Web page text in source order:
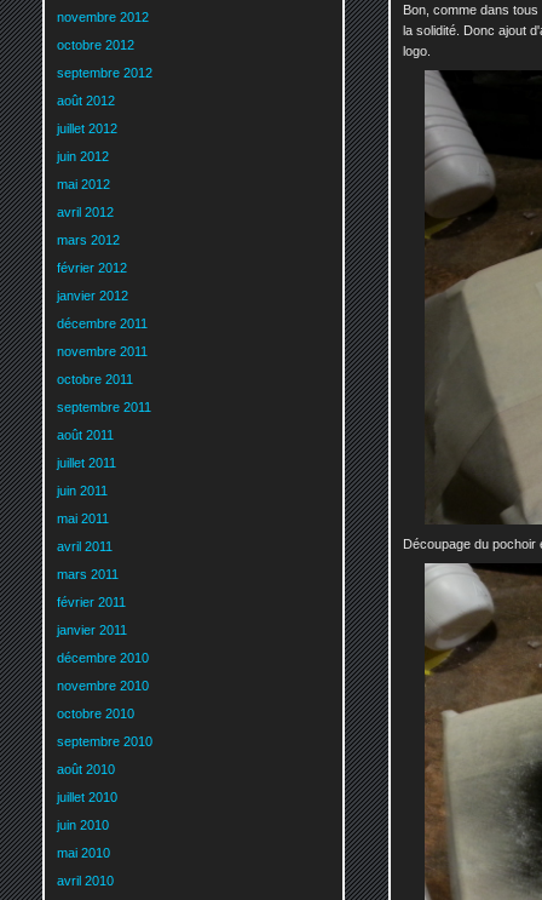
Bon, comme dans
la solidité. Donc ajout
logo.
Découpage du pochoir
novembre 2012
octobre 2012
septembre 2012
août 2012
juillet 2012
juin 2012
mai 2012
avril 2012
mars 2012
février 2012
janvier 2012
décembre 2011
novembre 2011
octobre 2011
septembre 2011
août 2011
juillet 2011
juin 2011
mai 2011
avril 2011
mars 2011
février 2011
janvier 2011
décembre 2010
novembre 2010
octobre 2010
septembre 2010
août 2010
juillet 2010
juin 2010
mai 2010
avril 2010